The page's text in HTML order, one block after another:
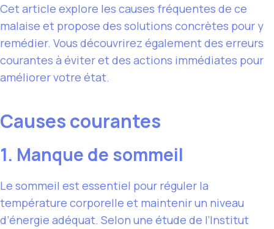
Cet article explore les causes fréquentes de ce
malaise et propose des solutions concrètes pour y
remédier. Vous découvrirez également des erreurs
courantes à éviter et des actions immédiates pour
améliorer votre état.
Causes courantes
1. Manque de sommeil
Le sommeil est essentiel pour réguler la
température corporelle et maintenir un niveau
d’énergie adéquat. Selon une étude de l’Institut